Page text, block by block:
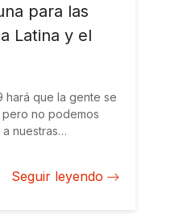
para las
Latina y el
hará que la gente se
pero no podemos
nuestras
región.
Seguir leyendo